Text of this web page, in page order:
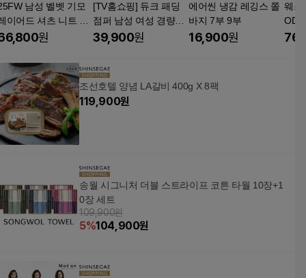
남성 벨벳 기모
이어드 셔츠 니트 3
(패턴VER)
원
[TV홈쇼핑] 듀크 패딩
점퍼 남성 여성 경량패
딩 간절기점퍼
39,900원
에어씬 냉감 레깅스 쫄
바지 7부 9부
16,900원
웨스
OD)
50%
조선호텔 양념 LA갈비 400g X 8팩
119,900원
송월 시그니처 더블 스트라이프 코튼 타월 10장+1
0장 세트
109,900원
5%104,900원